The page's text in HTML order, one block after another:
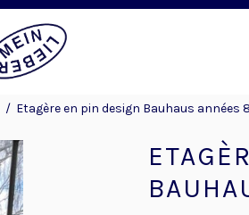
/ Etagère en pin design Bauhaus années